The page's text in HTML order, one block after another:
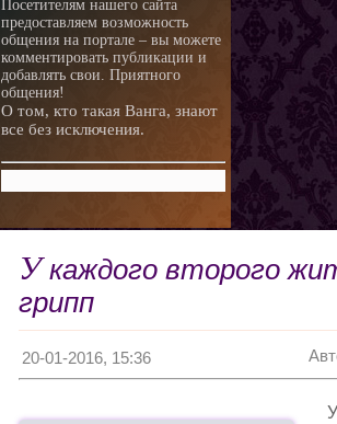
любви.
Любовная ворожба народов
мира
Магия и красота
Приворотные зелья
Как приготовить
Знаки кармы
Молитвы к ангелам дней
недели
Любовь и нумерология. Как
правильно выбрать
партнера
Как разоблачить мерзавца
по знаку Зодиака.
Романтические приметы
Виды Гадания и правила
Хиромантия
Посетителям нашего сайта
предоставляем возможность
общения на портале – вы можете
комментировать публикации и
добавлять свои. Приятного
общения!
О том, кто такая Ванга, знают
все без исключения.
Укаждого второго
грипп
20-01-2016, 15:36